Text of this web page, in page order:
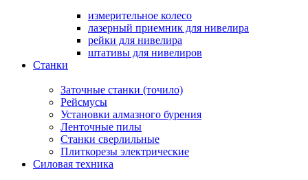
измерительное колесо
лазерный приемник для нивелира
рейки для нивелира
штативы для нивелиров
Станки
Заточные станки (точило)
Рейсмусы
Установки алмазного бурения
Ленточные пилы
Станки сверлильные
Плиткорезы электрические
Силовая техника